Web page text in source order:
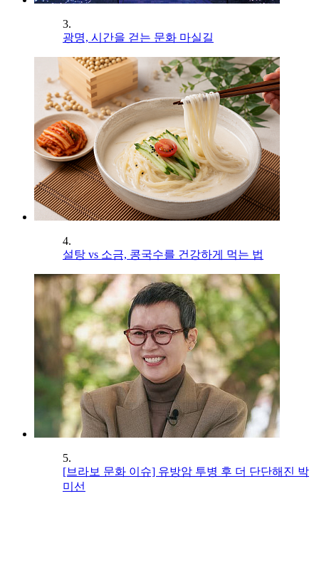
3.
광명, 시간을 걷는 문화 마실길
4.
설탕 vs 소금, 콩국수를 건강하게 먹는 법
5.
[브라보 문화 이슈] 유방암 투병 후 더 단단해진 박
미선